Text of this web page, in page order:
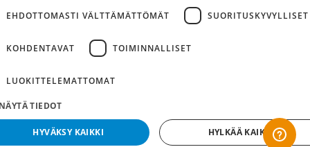
Copyright © 2019 This site is Licensed to 377 Sport AB
EHDOTTOMASTI VÄLTTÄMÄTTÖMÄT SUORITUSKYVYLLISET
KOHDENTAVAT TOIMINNALLISET
LUOKITTELEMATTOMAT
TIEDOT
HYVÄKSY KAIKKI HYLKÄÄ KAIKKI